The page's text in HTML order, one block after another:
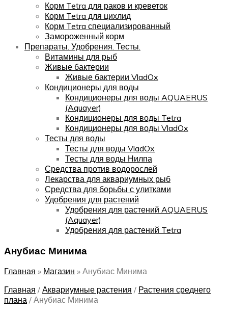
Корм Tetra для раков и креветок
Корм Tetra для цихлид
Корм Tetra специализированный
Замороженный корм
Препараты. Удобрения. Тесты.
Витамины для рыб
Живые бактерии
Живые бактерии VladOx
Кондиционеры для воды
Кондиционеры для воды AQUAERUS
(Aquayer)
Кондиционеры для воды Tetra
Кондиционеры для воды VladOx
Тесты для воды
Тесты для воды VladOx
Тесты для воды Нилпа
Средства против водорослей
Лекарства для аквариумных рыб
Средства для борьбы с улитками
Удобрения для растений
Удобрения для растений AQUAERUS
(Aquayer)
Удобрения для растений Tetra
Анубиас Минима
Главная » Магазин » Анубиас Минима
Главная / Аквариумные растения / Растения среднего
плана / Анубиас Минима